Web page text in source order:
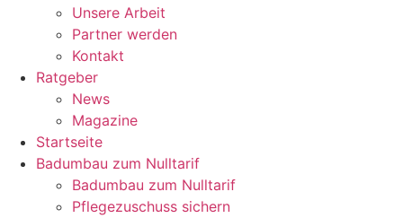
Unsere Arbeit
Partner werden
Kontakt
Ratgeber
News
Magazine
Startseite
Badumbau zum Nulltarif
Badumbau zum Nulltarif
Pflegezuschuss sichern